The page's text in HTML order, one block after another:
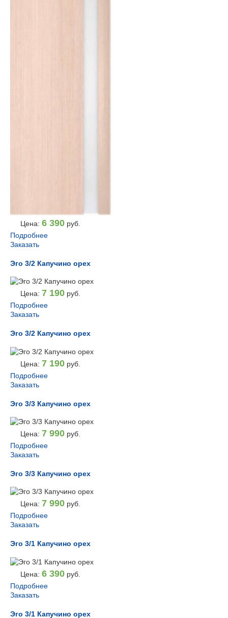
Цена: 6 390 руб.
Подробнее
Заказать
Эго 3/2 Капучино орех
Цена: 7 190 руб.
Подробнее
Заказать
Эго 3/2 Капучино орех
Цена: 7 190 руб.
Подробнее
Заказать
Эго 3/3 Капучино орех
Цена: 7 990 руб.
Подробнее
Заказать
Эго 3/3 Капучино орех
Цена: 7 990 руб.
Подробнее
Заказать
Эго 3/1 Капучино орех
Цена: 6 390 руб.
Подробнее
Заказать
Эго 3/1 Капучино орех